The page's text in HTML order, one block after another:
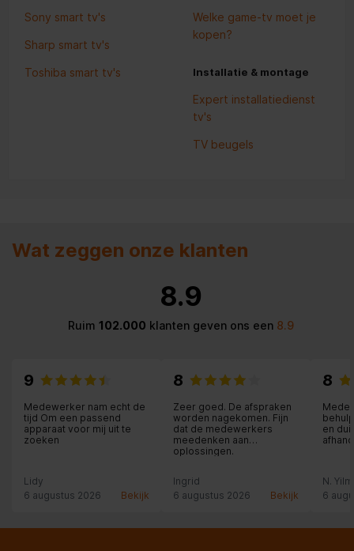
Sony smart tv's
Sharp smart tv's
Toshiba smart tv's
Welke game-tv moet je
kopen?
Installatie & montage
Expert installatiedienst
tv's
TV beugels
Wat zeggen onze klanten
8.9
Ruim 102.000 klanten geven ons een8.9
9
Medewerker nam echt de
tijd Om een passend
apparaat voor mij uit te
zoeken
Lidy
6 augustus 2026
Bekijk
8
Zeer goed. De afspraken
worden nagekomen. Fijn
dat de medewerkers
meedenken aan
oplossingen.
Ingrid
6 augustus 2026
Bekijk
8
en
N.
6